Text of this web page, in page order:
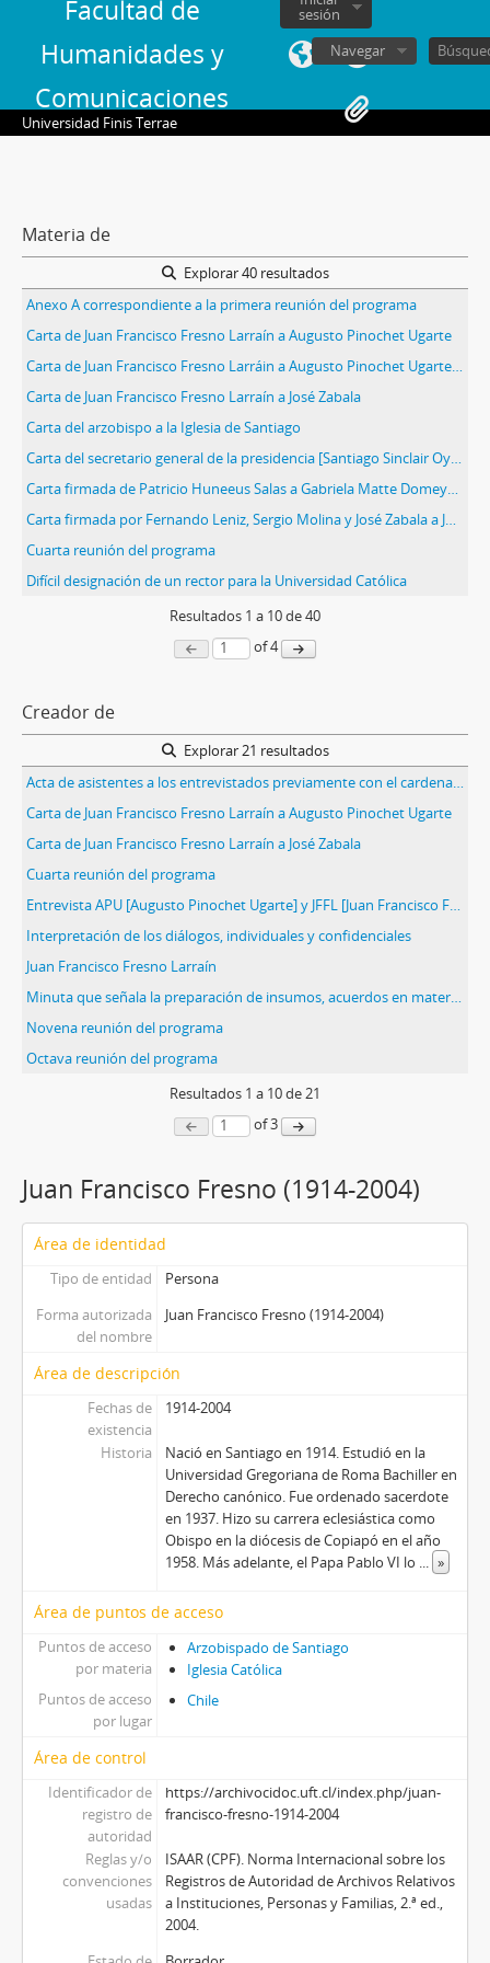
Facultad de
Humanidades y
Comunicaciones
sesión
Navegar
Universidad Finis Terrae
Materia de
Explorar 40 resultados
Anexo A correspondiente a la primera reunión del programa
Carta de Juan Francisco Fresno Larraín a Augusto Pinochet Ugarte
Carta de Juan Francisco Fresno Larráin a Augusto Pinochet Ugarte [II]
Carta de Juan Francisco Fresno Larraín a José Zabala
Carta del arzobispo a la Iglesia de Santiago
Carta del secretario general de la presidencia [Santiago Sinclair Oyaneder] a Juan Francisco Fresno Larraín
Carta firmada de Patricio Huneeus Salas a Gabriela Matte Domeyko en la que autoriza la utilización de las cartas de Jorge Alessandri que él conserva como receptor.
Carta firmada por Fernando Leniz, Sergio Molina y José Zabala a Juan Francisco Fresno Larraín y un anexo con el documento definitivo del Acuerdo Nacional para la transición a la plena democracia
Cuarta reunión del programa
Difícil designación de un rector para la Universidad Católica
Resultados 1 a 10de 40
of 4
Creador de
Explorar 21 resultados
Acta de asistentes a los entrevistados previamente con el cardenal [Juan Francisco Fresno Larraín] y quienes asistieron a las reuniones realizadas en Calera de Tango y en el Circulo Español
Carta de Juan Francisco Fresno Larraín a Augusto Pinochet Ugarte
Carta de Juan Francisco Fresno Larraín a José Zabala
Cuarta reunión del programa
Entrevista APU [Augusto Pinochet Ugarte] y JFFL [Juan Francisco Fresno Larraín]
Interpretación de los diálogos, individuales y confidenciales
Juan Francisco Fresno Larraín
Minuta que señala la preparación de insumos, acuerdos en materia política y económica, y consensos para la elaboración de un documento base para el acuerdo
Novena reunión del programa
Octava reunión del programa
Resultados 1 a 10de 21
of 3
Juan Francisco Fresno (1914-2004)
Área de identidad
Tipo de entidad
Persona
Forma autorizada
del nombre
Juan Francisco Fresno (1914-2004)
Área de descripción
Fechas de
existencia
1914-2004
Historia
Nació en Santiago en 1914. Estudió en la
Universidad Gregoriana de Roma Bachiller en
Derecho canónico. Fue ordenado sacerdote
en 1937. Hizo su carrera eclesiástica como
Obispo en la diócesis de Copiapó en el año
1958. Más adelante, el Papa Pablo VI lo ... »
Área de puntos de acceso
Puntos de acceso
por materia
Arzobispado de Santiago
Iglesia Católica
Puntos de acceso
por lugar
Chile
Área de control
Identificador de
registro de
autoridad
https://archivocidoc.uft.cl/index.php/juan-
francisco-fresno-1914-2004
Reglas y/o
convenciones
usadas
ISAAR (CPF). Norma Internacional sobre los
Registros de Autoridad de Archivos Relativos
a Instituciones, Personas y Familias, 2.ª ed.,
2004.